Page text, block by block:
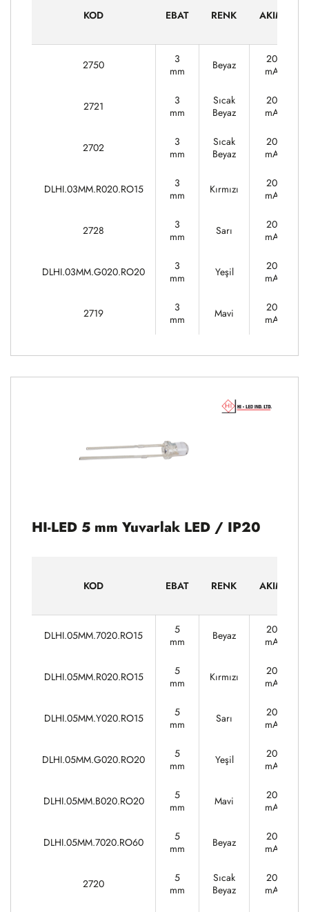
KOD EBAT RENK AKIM
2750
3
mm
Beyaz
20
mA
2721
3
mm
Sıcak
Beyaz
20
mA
2702
3
mm
Sıcak
Beyaz
20
mA
DLHI.03MM.R020.RO15
3
mm
Kırmızı
20
mA
2728
3
mm
Sarı
20
mA
DLHI.03MM.G020.RO20
3
mm
Yeşil
20
mA
2719
3
mm
Mavi
20
mA
HI-LED 5 mm Yuvarlak LED / IP20
KOD EBAT RENK AKIM
DLHI.05MM.7020.RO15
5
mm
Beyaz
20
mA
DLHI.05MM.R020.RO15
5
mm
Kırmızı
20
mA
DLHI.05MM.Y020.RO15
5
mm
Sarı
20
mA
DLHI.05MM.G020.RO20
5
mm
Yeşil
20
mA
DLHI.05MM.B020.RO20
5
mm
Mavi
20
mA
DLHI.05MM.7020.RO60
5
mm
Beyaz
20
mA
2720
5
mm
Sıcak
Beyaz
20
mA